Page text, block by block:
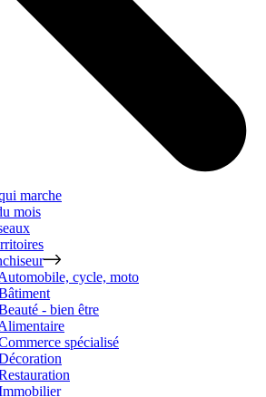
marche
mois
cycle, moto
- bien être
spécialisé